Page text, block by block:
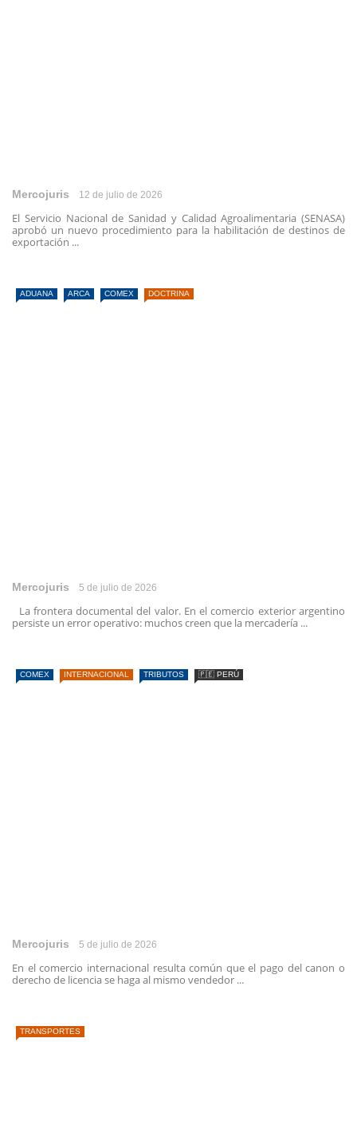
Mercojuris 12 de julio de 2026
El Servicio Nacional de Sanidad y Calidad Agroalimentaria (SENASA)
aprobó un nuevo procedimiento para la habilitación de destinos de
exportación ...
ADUANA ARCA COMEX DOCTRINA
Mercojuris 5 de julio de 2026
La frontera documental del valor. En el comercio exterior argentino
persiste un error operativo: muchos creen que la mercadería ...
COMEX INTERNACIONAL TRIBUTOS 🇵🇪 PERÚ
Mercojuris 5 de julio de 2026
En el comercio internacional resulta común que el pago del canon o
derecho de licencia se haga al mismo vendedor ...
TRANSPORTES